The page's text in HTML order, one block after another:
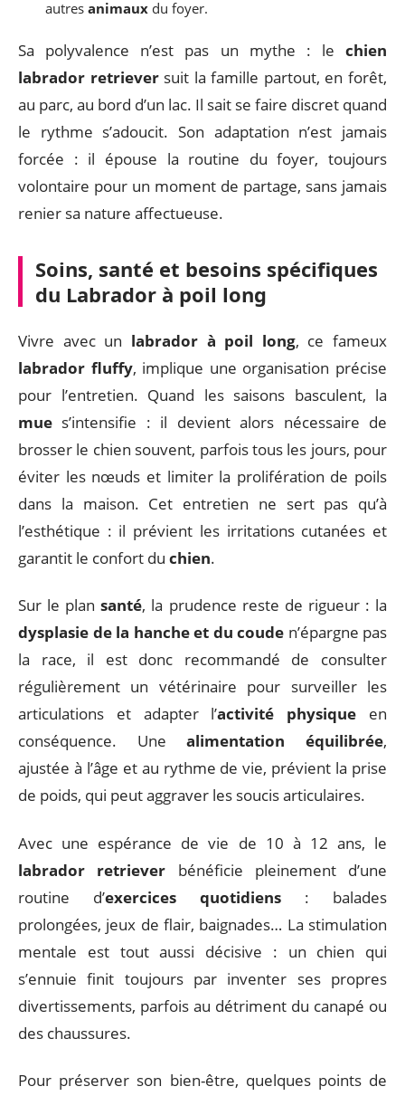
autres animaux du foyer.
Sa polyvalence n’est pas un mythe : le chien
labrador retrieversuit la famille partout, en forêt,
au parc, au bord d’un lac. Il sait se faire discret quand
le rythme s’adoucit. Son adaptation n’est jamais
forcée : il épouse la routine du foyer, toujours
volontaire pour un moment de partage, sans jamais
renier sa nature affectueuse.
Soins, santé et besoins spécifiques
du Labrador à poil long
Vivre avec un labrador à poil long, ce fameux
labrador fluffy, implique une organisation précise
pour l’entretien. Quand les saisons basculent, la
mue s’intensifie : il devient alors nécessaire de
brosser le chien souvent, parfois tous les jours, pour
éviter les nœuds et limiter la prolifération de poils
dans la maison. Cet entretien ne sert pas qu’à
l’esthétique : il prévient les irritations cutanées et
garantit le confort du chien.
Sur le plansanté, la prudence reste de rigueur : la
dysplasie de la hanche et du coude n’épargne pas
la race, il est donc recommandé de consulter
régulièrement un vétérinaire pour surveiller les
articulations et adapter l’activité physique en
conséquence. Unealimentation équilibrée,
ajustée à l’âge et au rythme de vie, prévient la prise
de poids, qui peut aggraver les soucis articulaires.
Avec une espérance de vie de 10 à 12 ans, le
labrador retriever bénéficie pleinement d’une
routine d’exercices quotidiens : balades
prolongées, jeux de flair, baignades… La stimulation
mentale est tout aussi décisive : un chien qui
s’ennuie finit toujours par inventer ses propres
divertissements, parfois au détriment du canapé ou
des chaussures.
Pour préserver son bien-être, quelques points de